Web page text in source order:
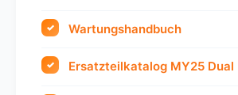
Wartungshandbuch
Ersatzteilkatalog MY25 Dual